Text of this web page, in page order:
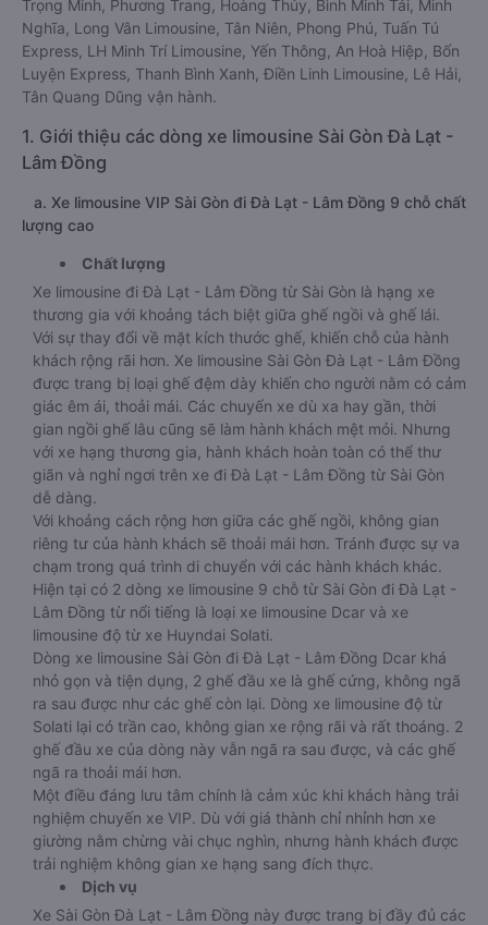
Trọng Minh, Phương Trang, Hoàng Thủy, Bình Minh Tải, Minh
Nghĩa, Long Vân Limousine, Tân Niên, Phong Phú, Tuấn Tú
Express, LH Minh Trí Limousine, Yến Thông, An Hoà Hiệp, Bốn
Luyện Express, Thanh Bình Xanh, Điền Linh Limousine, Lê Hải,
Tân Quang Dũng vận hành.
1. Giới thiệu các dòng xe limousine Sài Gòn Đà Lạt -
Lâm Đồng
a. Xe limousine VIP Sài Gòn đi Đà Lạt - Lâm Đồng 9 chỗ chất
lượng cao
Chất lượng
Xe limousine đi Đà Lạt - Lâm Đồng từ Sài Gòn là hạng xe
thương gia với khoảng tách biệt giữa ghế ngồi và ghế lái.
Với sự thay đổi về mặt kích thước ghế, khiến chỗ của hành
khách rộng rãi hơn. Xe limousine Sài Gòn Đà Lạt - Lâm Đồng
được trang bị loại ghế đệm dày khiến cho người nằm có cảm
giác êm ái, thoải mái. Các chuyến xe dù xa hay gần, thời
gian ngồi ghế lâu cũng sẽ làm hành khách mệt mỏi. Nhưng
với xe hạng thương gia, hành khách hoàn toàn có thể thư
giãn và nghỉ ngơi trên xe đi Đà Lạt - Lâm Đồng từ Sài Gòn
dễ dàng.
Với khoảng cách rộng hơn giữa các ghế ngồi, không gian
riêng tư của hành khách sẽ thoải mái hơn. Tránh được sự va
chạm trong quá trình di chuyển với các hành khách khác.
Hiện tại có 2 dòng xe limousine 9 chỗ từ Sài Gòn đi Đà Lạt -
Lâm Đồng từ nổi tiếng là loại xe limousine Dcar và xe
limousine độ từ xe Huyndai Solati.
Dòng xe limousine Sài Gòn đi Đà Lạt - Lâm Đồng Dcar khá
nhỏ gọn và tiện dụng, 2 ghế đầu xe là ghế cứng, không ngã
ra sau được như các ghế còn lại. Dòng xe limousine độ từ
Solati lại có trần cao, không gian xe rộng rãi và rất thoáng. 2
ghế đầu xe của dòng này vẫn ngã ra sau được, và các ghế
ngã ra thoải mái hơn.
Một điều đáng lưu tâm chính là cảm xúc khi khách hàng trải
nghiệm chuyến xe VIP. Dù với giá thành chỉ nhỉnh hơn xe
giường nằm chừng vài chục nghìn, nhưng hành khách được
trải nghiệm không gian xe hạng sang đích thực.
Dịch vụ
Xe Sài Gòn Đà Lạt - Lâm Đồng này được trang bị đầy đủ các